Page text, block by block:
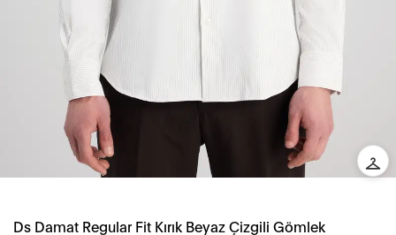
Ds Damat Regular Fit Kırık Beyaz Çizgili Gömlek